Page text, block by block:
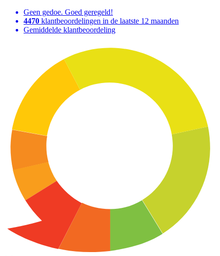
Geen gedoe. Goed geregeld!
4470 klantbeoordelingen in de laatste 12 maanden
Gemiddelde klantbeoordeling